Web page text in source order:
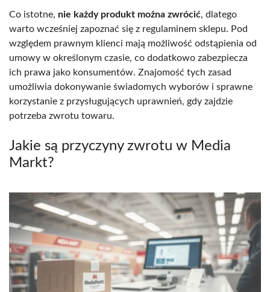
Co istotne, nie każdy produkt można zwrócić, dlatego
warto wcześniej zapoznać się z regulaminem sklepu. Pod
względem prawnym klienci mają możliwość odstąpienia od
umowy w określonym czasie, co dodatkowo zabezpiecza
ich prawa jako konsumentów. Znajomość tych zasad
umożliwia dokonywanie świadomych wyborów i sprawne
korzystanie z przysługujących uprawnień, gdy zajdzie
potrzeba zwrotu towaru.
Jakie są przyczyny zwrotu w Media
Markt?